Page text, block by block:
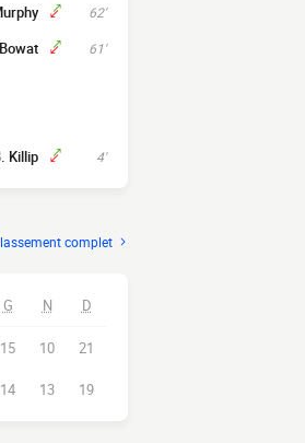
62'
61'
4'
Killip
complet
G N D
15 10 21
14 13 19